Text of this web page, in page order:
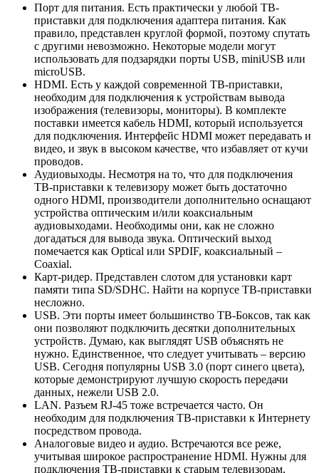
Порт для питания. Есть практически у любой ТВ-
приставки для подключения адаптера питания. Как
правило, представлен круглой формой, поэтому спутать
с другими невозможно. Некоторые модели могут
использовать для подзарядки порты USB, miniUSB или
microUSB.
HDMI. Есть у каждой современной ТВ-приставки,
необходим для подключения к устройствам вывода
изображения (телевизоры, мониторы). В комплекте
поставки имеется кабель HDMI, который используется
для подключения. Интерфейс HDMI может передавать и
видео, и звук в высоком качестве, что избавляет от кучи
проводов.
Аудиовыходы. Несмотря на то, что для подключения
ТВ-приставки к телевизору может быть достаточно
одного HDMI, производители дополнительно оснащают
устройства оптическим и/или коаксиальным
аудиовыходами. Необходимы они, как не сложно
догадаться для вывода звука. Оптический выход
помечается как Optical или SPDIF, коаксиальный –
Coaxial.
Карт-ридер. Представлен слотом для установки карт
памяти типа SD/SDHC. Найти на корпусе ТВ-приставки
несложно.
USB. Эти порты имеет большинство ТВ-Боксов, так как
они позволяют подключить десятки дополнительных
устройств. Думаю, как выглядят USB объяснять не
нужно. Единственное, что следует учитывать – версию
USB. Сегодня популярны USB 3.0 (порт синего цвета),
которые демонстрируют лучшую скорость передачи
данных, нежели USB 2.0.
LAN. Разъем RJ-45 тоже встречается часто. Он
необходим для подключения ТВ-приставки к Интернету
посредством провода.
Аналоговые видео и аудио. Встречаются все реже,
учитывая широкое распространение HDMI. Нужны для
подключения ТВ-приставки к старым телевизорам,